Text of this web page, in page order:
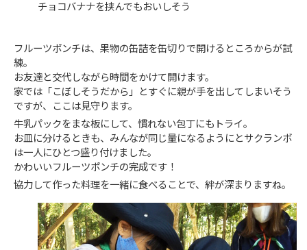
チョコバナナを挟んでもおいしそう
フルーツポンチは、果物の缶詰を缶切りで開けるところからが試
練。
お友達と交代しながら時間をかけて開けます。
家では「こぼしそうだから」とすぐに親が手を出してしまいそう
ですが、ここは見守ります。
牛乳パックをまな板にして、慣れない包丁にもトライ。
お皿に分けるときも、みんなが同じ量になるようにとサクランボ
は一人にひとつ盛り付けました。
かわいいフルーツポンチの完成です！
協力して作った料理を一緒に食べることで、絆が深まりますね。